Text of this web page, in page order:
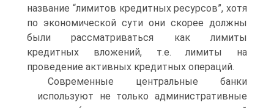
название “лими­тов кредитных ресурсов”, хотя
по экономической сути они скорее должны
были рассматриваться как лимиты
кредитных вложений, т.е. лимиты на
проведение активных кредитных операций.
Современные центральные банки
используют не только адми­нистративные